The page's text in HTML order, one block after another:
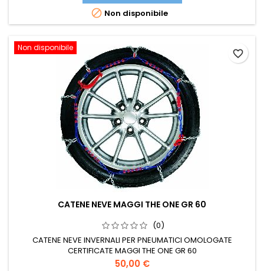
 Non disponibile
Non disponibile
CATENE NEVE MAGGI THE ONE GR 60
(0)
CATENE NEVE INVERNALI PER PNEUMATICI OMOLOGATE
CERTIFICATE MAGGI THE ONE GR 60
Prezzo
50,00 €
favorite_border